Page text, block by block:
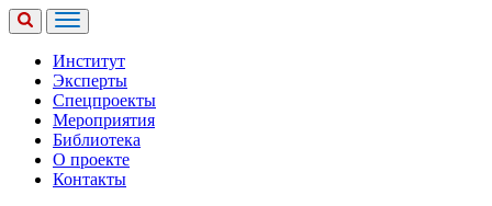
Институт
Эксперты
Спецпроекты
Мероприятия
Библиотека
О проекте
Контакты